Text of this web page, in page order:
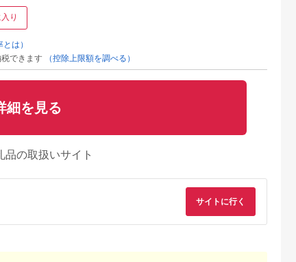
り
とは）
できます
（控除上限額を調べる）
細を見る
品の取扱いサイト
サイトに行く